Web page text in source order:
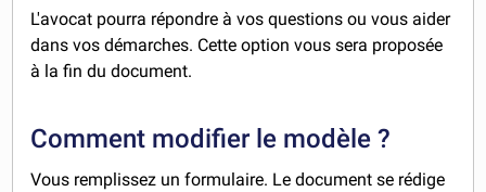
L'avocat pourra répondre à vos questions ou vous aider
dans vos démarches. Cette option vous sera proposée
à la fin du document.
Comment modifier le modèle ?
Vous remplissez un formulaire. Le document se rédige